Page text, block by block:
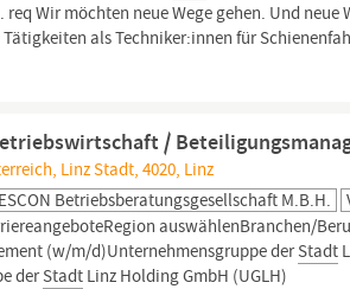
req Wir möchten neue Wege gehen. Und
als Techniker:innen für
/
Linz Stadt, 4020, Linz
Betriebsberatungsgesellschaft M.b.H.
auswählenBranchen/
(w/m/d)Unternehmensgruppe derStadt
derStadt Linz Holding GmbH (UGLH)